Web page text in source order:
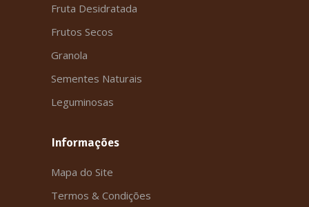
Fruta Desidratada
Frutos Secos
Granola
Sementes Naturais
Leguminosas
Informações
Mapa do Site
Termos & Condições